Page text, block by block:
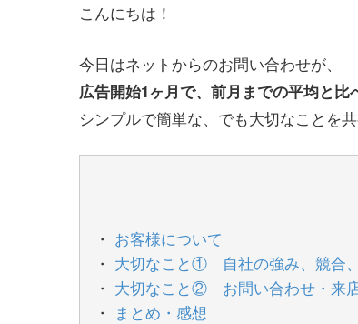
こんにちは！
今日はネットからのお問い合わせが、
広告開始1ヶ月で、前月までの平均と比
シンプルで簡単な、でも大切なことを
お客様について
大切なこと① 自社の強み、競合
大切なこと② お問い合わせ・来
まとめ・感想